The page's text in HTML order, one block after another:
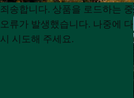
Product
List
Product
List
죄송합니다. 상품을 로드하는 중
오류가 발생했습니다. 나중에 다
시 시도해 주세요.